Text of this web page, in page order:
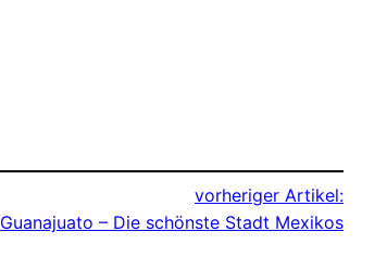
vorheriger Artikel:
Guanajuato – Die schönste Stadt Mexikos